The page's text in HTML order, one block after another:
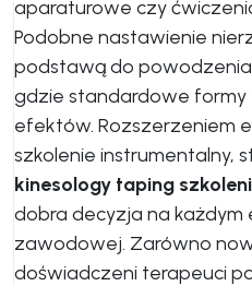
aparaturowe czy
Podobne nastawienie
podstawą do
gdzie standardowe
efektów. Rozszerzeniem
szkolenie instrumentalny,
kinesology taping
dobra decyzja na każdym
zawodowej. Zarówno
doświadczeni terapeuci